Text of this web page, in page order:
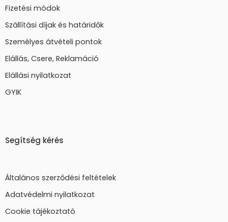
Fizetési módok
Szállítási díjak és határidők
Személyes átvételi pontok
Elállás, Csere, Reklamáció
Elállási nyilatkozat
GYIK
Segítség kérés
Általános szerződési feltételek
Adatvédelmi nyilatkozat
Cookie tájékoztató